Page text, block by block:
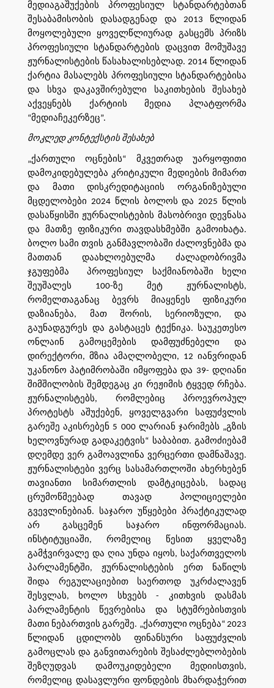
მედიაგაშუქების პროფესიულ სტანდარტებთან
შესაბამისობის დასადგენად და 2013 წლიდან
მოყოლებული ყოველწლიურად გასცემს პრიზს
პროფესიული სტანდარტების დაცვით მომუშავე
ჟურნალისტების წასახალისებლად. 2014 წლიდან
ქარტია მასალებს პროფესიული სტანდარტებისა
და სხვა დაკავშირებული საკითხების შესახებ
აქვეყნებს ქარტიის მედია პლატფორმა
“მედიაჩეკერზეც”.
მოკლედ კონტექსტის შესახებ
„ქართული ოცნების“ მკვეთრად უარყოფითი
დამოკიდებულება კრიტიკული მედიების მიმართ
და მათი დისკრედიტაციის ორგანიზებული
მცდელობები 2024 წლის ბოლოს და 2025 წლის
დასაწყისში ჟურნალისტების მასობრივი დევნასა
და მათზე ფიზიკური თავდასხმებში გამოიხატა.
ბოლო სამი თვის განმავლობაში ძალოვნებმა და
მათთან დაახლოებულმა ძალადობრივმა
ჯგუფებმა პროფესიულ საქმიანობაში ხელი
შეუშალეს 100-ზე მეტ ჟურნალისტს,
რომელთაგანაც ბევრს მიაყენეს ფიზიკური
დაზიანება, მათ შორის, სერიოზული, და
გაუნადგურეს და გასტაცეს ტექნიკა. საუკეთესო
ონლაინ გამოცემების დამფუძნებელი და
დირექტორი, მზია ამაღლობელი, 12 იანვრიდან
უკანონო პატიმრობაში იმყოფება და 39- დღიანი
შიმშილობის შემდეგაც კი რეჟიმის ტყვედ რჩება.
ჟურნალისტებს, რომლებიც პროევროპულ
პროტესტს აშუქებენ, ყოველგვარი საფუძვლის
გარეშე აკისრებენ 5 000 ლარიან ჯარიმებს „გზის
ხელოვნურად გადაკეტვის“ საბაბით. გამოძიებამ
დღემდე ვერ გამოავლინა ვერცერთი დამნაშავე.
ჟურნალისტები ვერც სასამართლოში ახერხებენ
თავიანთი სიმართლის დამტკიცებას, სადაც
ცრუმოწმეებად თავად პოლიციელები
გვევლინებიან. საჯარო უწყებები პრაქტიკულად
არ გასცემენ საჯარო ინფორმაციას.
ინსტიტუციაში, რომელიც წესით ყველაზე
გამჭვირვალე და ღია უნდა იყოს, საქართველოს
პარლამენტში, ჟურნალისტების ერთ ნაწილს
შიდა რეგულაციებით საერთოდ უკრძალავენ
შესვლას, ხოლო სხვებს - კითხვის დასმას
პარლამენტის წევრებისა და სტუმრებისთვის
მათი ნებართვის გარეშე. „ქართული ოცნება“ 2023
წლიდან ცდილობს ფინანსური საფუძვლის
გამოცლას და განვითარების შესაძლებლობების
შეზღუდვას დამოუკიდებელი მედიისთვის,
რომელიც დასავლური ფონდების მხარდაჭერით